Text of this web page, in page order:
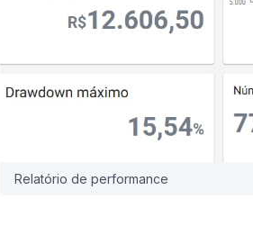
Relatório de performance